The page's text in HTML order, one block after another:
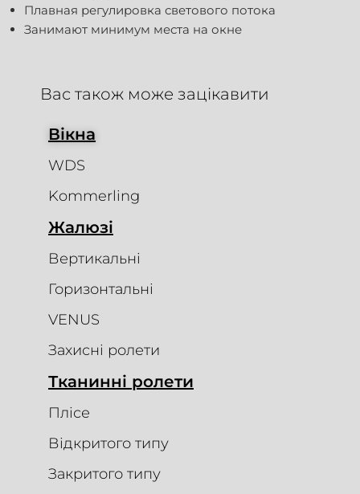
Плавная регулировка светового потока
Занимают минимум места на окне
Вас також може зацікавити
Вікна
WDS
Kommerling
Жалюзі
Вертикальні
Горизонтальні
VENUS
Захисні ролети
Тканинні ролети
Плісе
Відкритого типу
Закритого типу